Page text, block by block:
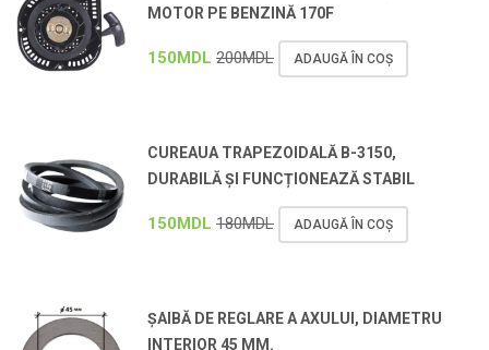
MOTOR PE BENZINĂ 170F
150MDL 200MDL ADAUGĂ ÎN COȘ
CUREAUA TRAPEZOIDALĂ B-3150,
DURABILĂ ȘI FUNCȚIONEAZĂ STABIL
150MDL 180MDL ADAUGĂ ÎN COȘ
ȘAIBĂ DE REGLARE A AXULUI, DIAMETRU
INTERIOR 45 MM.